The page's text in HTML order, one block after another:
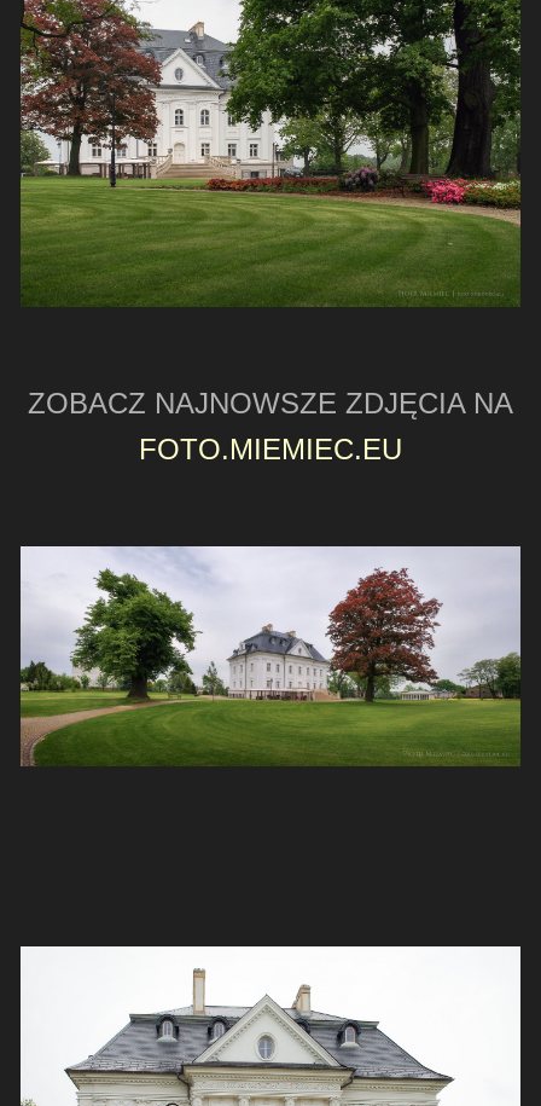
ZOBACZ NAJNOWSZE ZDJĘCIA NA
FOTO.MIEMIEC.EU